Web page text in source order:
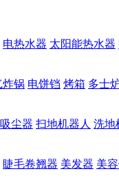
电热水器 太阳能热水器
炸锅 电饼铛 烤箱 多士
吸尘器 扫地机器人 洗地
睫毛卷翘器 美发器 美